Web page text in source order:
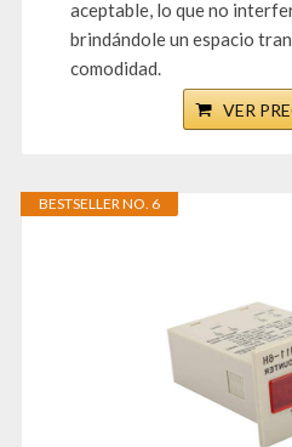
aceptable, lo que no
brindándole un espacio
comodidad.
VER
BESTSELLER NO. 6